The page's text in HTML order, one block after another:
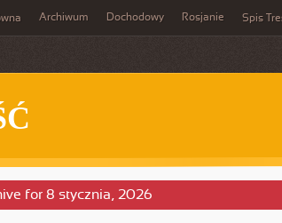
Archiwum Dochodowy Rosjanie Spis
for 8 stycznia, 2026